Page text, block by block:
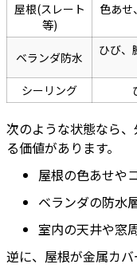
屋根(スレート
等)
色あせ
ベランダ防水
ひび、
シーリング
次のような状態なら
る価値があります。
屋根の色あせや
ベランダの防水
室内の天井や窓
逆に、屋根が金属カ